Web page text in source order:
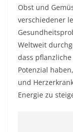
Obst und
verschiedener
Weltweit
dass
Potenzial
und
Energie zu